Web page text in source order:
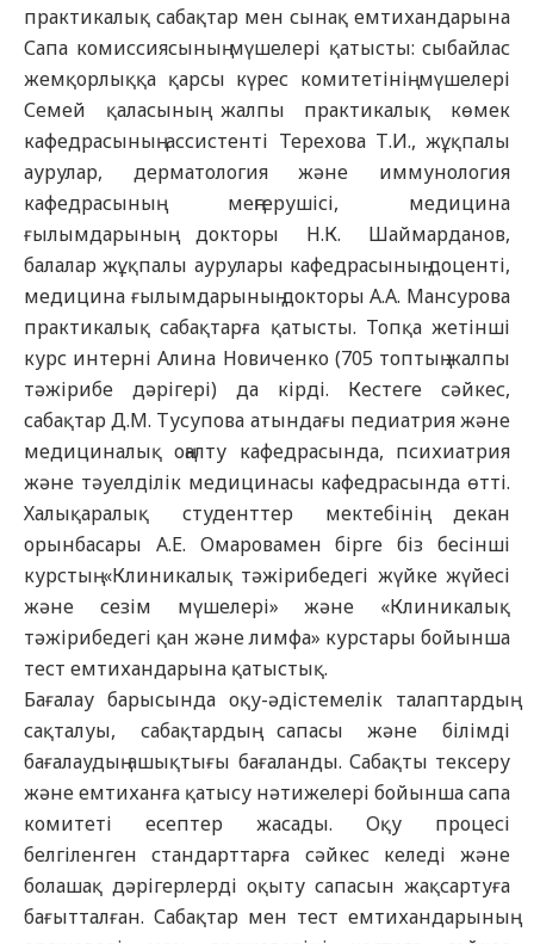
практикалық сабақтар мен сынақ емтихандарына
Сапа комиссиясының мүшелері қатысты: сыбайлас
жемқорлыққа қарсы күрес комитетінің мүшелері
Семей қаласының жалпы практикалық көмек
кафедрасының ассистенті Терехова Т.И., жұқпалы
аурулар, дерматология және иммунология
кафедрасының меңгерушісі, медицина
ғылымдарының докторы Н.К. Шаймарданов,
балалар жұқпалы аурулары кафедрасының доценті,
медицина ғылымдарының докторы А.А. Мансурова
практикалық сабақтарға қатысты. Топқа жетінші
курс интерні Алина Новиченко (705 топтың жалпы
тәжірибе дәрігері) да кірді. Кестеге сәйкес,
сабақтар Д.М. Тусупова атындағы педиатрия және
медициналық оңалту кафедрасында, психиатрия
және тәуелділік медицинасы кафедрасында өтті.
Халықаралық студенттер мектебінің декан
орынбасары А.Е. Омаровамен бірге біз бесінші
курстың «Клиникалық тәжірибедегі жүйке жүйесі
және сезім мүшелері» және «Клиникалық
тәжірибедегі қан және лимфа» курстары бойынша
тест емтихандарына қатыстық.
Бағалау барысында оқу-әдістемелік талаптардың
сақталуы, сабақтардың сапасы және білімді
бағалаудың ашықтығы бағаланды. Сабақты тексеру
және емтиханға қатысу нәтижелері бойынша сапа
комитеті есептер жасады. Оқу процесі
белгіленген стандарттарға сәйкес келеді және
болашақ дәрігерлерді оқыту сапасын жақсартуға
бағытталған. Сабақтар мен тест емтихандарының